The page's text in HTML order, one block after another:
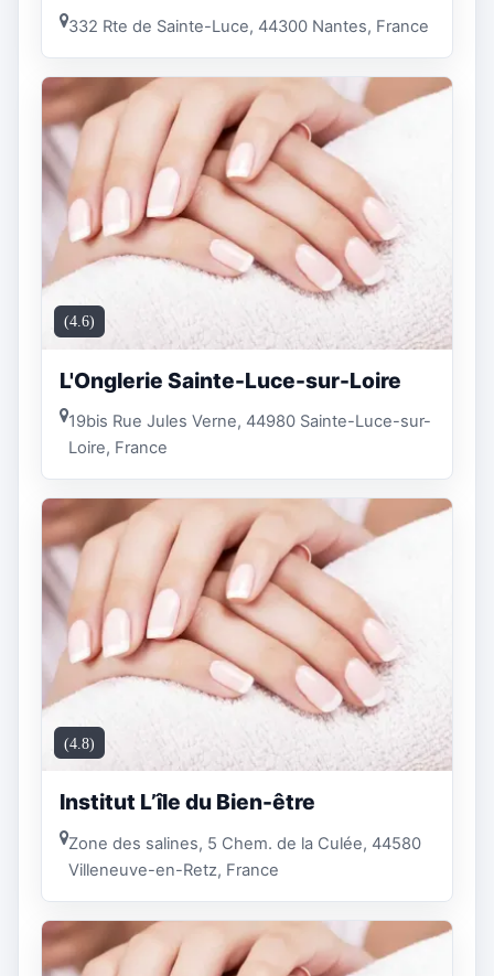
332 Rte de Sainte-Luce, 44300 Nantes, France
(4.6)
L'Onglerie Sainte-Luce-sur-Loire
19bis Rue Jules Verne, 44980 Sainte-Luce-sur-
Loire, France
(4.8)
Institut L’île du Bien-être
Zone des salines, 5 Chem. de la Culée, 44580
Villeneuve-en-Retz, France